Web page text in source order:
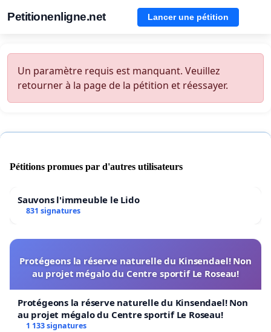
Petitionenligne.net Lancer une pétition
Un paramètre requis est manquant. Veuillez
retourner à la page de la pétition et réessayer.
Pétitions promues par d'autres utilisateurs
Sauvons l'immeuble le Lido
831 signatures
Protégeons la réserve naturelle du Kinsendael! Non
au projet mégalo du Centre sportif Le Roseau!
Protégeons la réserve naturelle du Kinsendael! Non
au projet mégalo du Centre sportif Le Roseau!
1 133 signatures